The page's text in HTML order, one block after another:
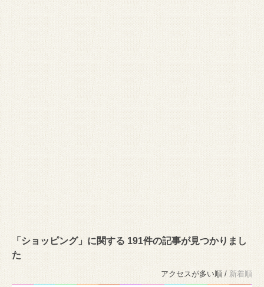
「ショッピング」に関する 191件の記事が見つかりまし
た
アクセスが多い順 / 新着順